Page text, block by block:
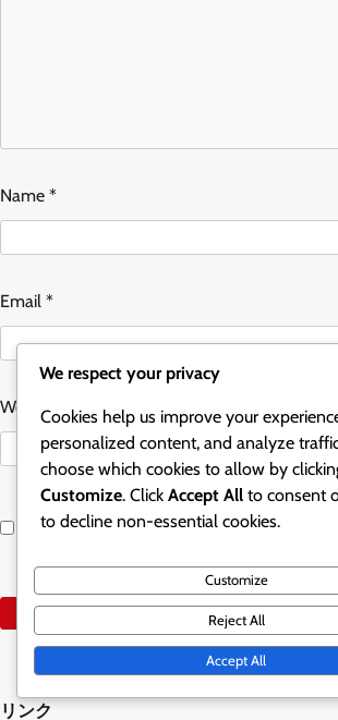
Name *
Email *
Website
Save my name, email, and website in
リンク
We respect your privacy
Cookies help us improve your
personalized content, and analyze
choose which cookies to allow by
Customize. Click Accept All to consent
to decline non-essential cookies.
Customize
Reject All
Accept All